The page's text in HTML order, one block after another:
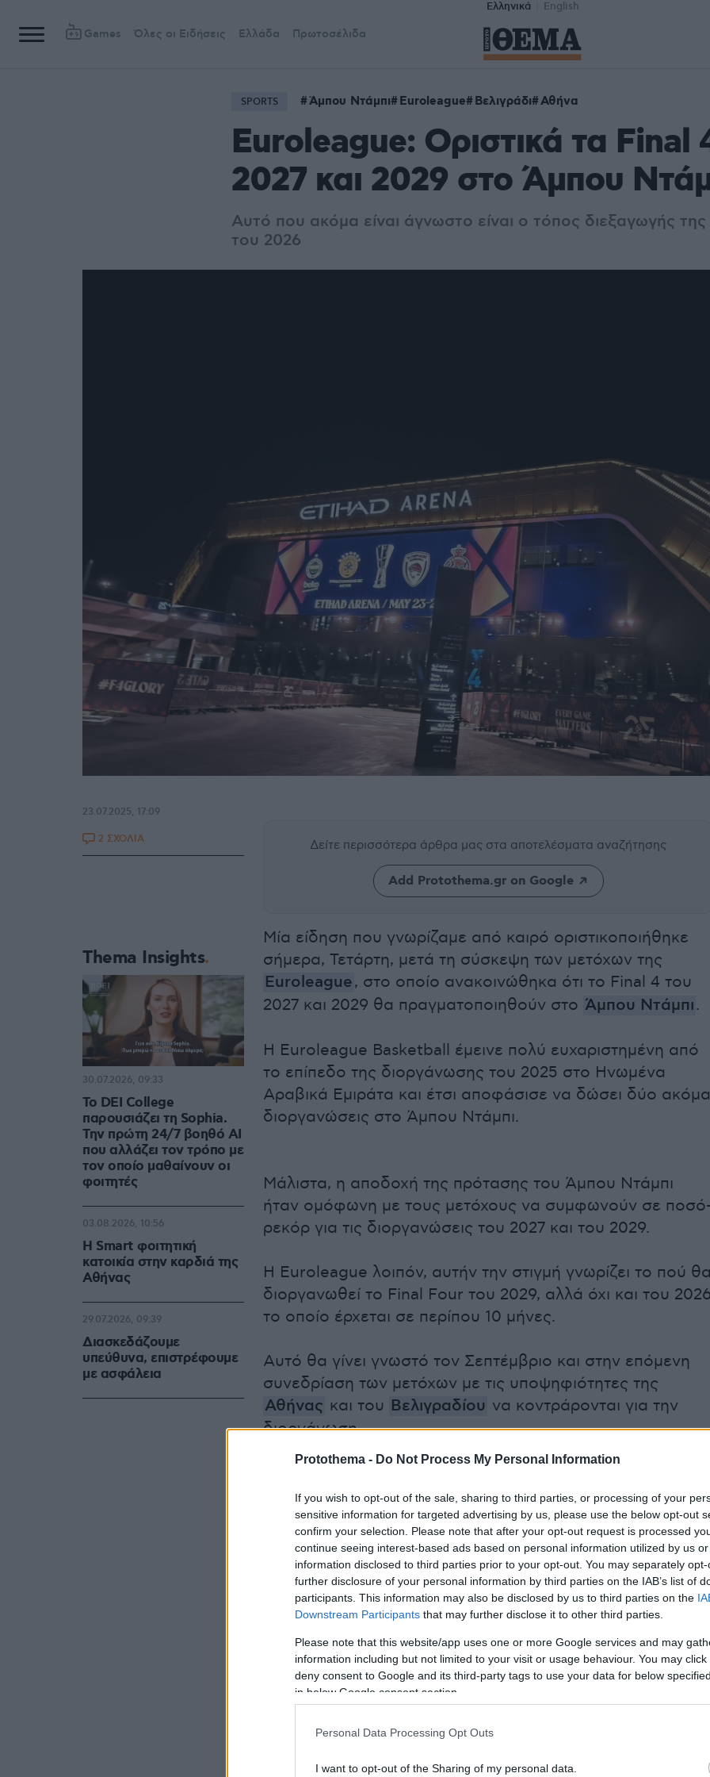
Protothema - Do Not Process My Personal Information
If you wish to opt-out of the sale, sharing to third parties, or processing of your
sensitive information for targeted advertising by us, please use the below opt-out
confirm your selection. Please note that after your opt-out request is processed
continue seeing interest-based ads based on personal information utilized by us
information disclosed to third parties prior to your opt-out. You may separately
further disclosure of your personal information by third parties on the IAB’s list of
participants. This information may also be disclosed by us to third parties on the
Downstream Participants that may further disclose it to other third parties.
Please note that this website/app uses one or more Google services and may
information including but not limited to your visit or usage behaviour. You may
deny consent to Google and its third-party tags to use your data for below
in below Google consent section.
Personal Data Processing Opt Outs
I want to opt-out of the Sharing of my personal data.
Ελληνικά English
Games Όλες οι Ειδήσεις Ελλάδα Πρωτοσέλιδα
SPORTS Άμπου Ντάμπι Euroleague Βελιγράδι Αθήνα
Euroleague: Οριστικά τα Final
2027 και 2029 στο Άμπου
Αυτό που ακόμα είναι άγνωστο είναι ο τόπος διεξαγωγής
του 2026
Δείτε περισσότερα άρθρα μας στα αποτελέσματα αναζήτησης
Add Protothema.gr on Google
Μία είδηση που γνωρίζαμε από καιρό οριστικοποιήθηκε
σήμερα, Τετάρτη, μετά τη σύσκεψη των μετόχων της
Euroleague, στο οποίο ανακοινώθηκα ότι το Final 4 του
2027 και 2029 θα πραγματοποιηθούν στο Άμπου Ντάμπι.
Η Euroleague Basketball έμεινε πολύ ευχαριστημένη από
το επίπεδο της διοργάνωσης του 2025 στο Ηνωμένα
Αραβικά Εμιράτα και έτσι αποφάσισε να δώσει δύο ακόμα
διοργανώσεις στο Άμπου Ντάμπι.
Μάλιστα, η αποδοχή της πρότασης του Άμπου Ντάμπι
ήταν ομόφωνη με τους μετόχους να συμφωνούν σε
ρεκόρ για τις διοργανώσεις του 2027 και του 2029.
Η Euroleague λοιπόν, αυτήν την στιγμή γνωρίζει το πού
διοργανωθεί το Final Four του 2029, αλλά όχι και του
το οποίο έρχεται σε περίπου 10 μήνες.
Αυτό θα γίνει γνωστό τον Σεπτέμβριο και στην επόμενη
συνεδρίαση των μετόχων με τις υποψηφιότητες της
Αθήνας και του Βελιγραδίου να κοντράρονται για την
διοργάνωση.
Νέο σύστημα εισαγωγής στα ΑΕΙ: Πανελλαδικές με
εξετάσεις σε τρία μαθήματα από την Α' λυκείου
Βουλή: Επεισόδιο μεταξύ Κωνσταντοπούλου και Φλώρου
στην Ολομέλεια - «Με είπατε μαλ@@@@μένη;», δείτε
βίντεο
29 χρόνια χωρίς την Αλίκη Βουγιουκλάκη - Η δραματική
αντίστροφη μέτρηση και το τέλος της «εθνικής σταρ»
23.07.2025, 17:09
2 ΣΧΟΛΙΑ
Thema Insights
Το DEI College
παρουσιάζει τη Sophia.
Την πρώτη 24/7 βοηθό AI
που αλλάζει τον τρόπο με
τον οποίο μαθαίνουν οι
φοιτητές
30.07.2026, 09:33
Η Smart φοιτητική
κατοικία στην καρδιά της
Αθήνας
03.08.2026, 10:56
Διασκεδάζουμε
υπεύθυνα, επιστρέφουμε
με ασφάλεια
29.07.2026, 09:39